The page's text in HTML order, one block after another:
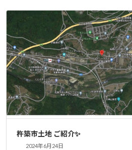
杵築市土地 ご紹介✨
2024年6月24日